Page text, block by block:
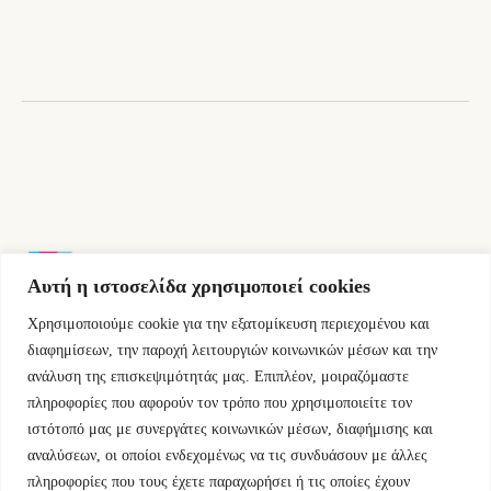
Αυτή η ιστοσελίδα χρησιμοποιεί cookies
Χρησιμοποιούμε cookie για την εξατομίκευση περιεχομένου και
διαφημίσεων, την παροχή λειτουργιών κοινωνικών μέσων και την
ανάλυση της επισκεψιμότητάς μας. Επιπλέον, μοιραζόμαστε
πληροφορίες που αφορούν τον τρόπο που χρησιμοποιείτε τον
ιστότοπό μας με συνεργάτες κοινωνικών μέσων, διαφήμισης και
αναλύσεων, οι οποίοι ενδεχομένως να τις συνδυάσουν με άλλες
πληροφορίες που τους έχετε παραχωρήσει ή τις οποίες έχουν
Εμμ.Μπενάκη 76 10681 Αθήνα Ελλάδα.
+30.2110084023
info@kyfantabooks.gr